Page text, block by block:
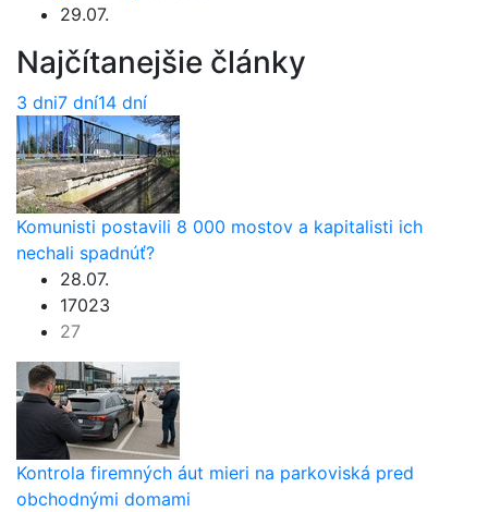
29.07.
Najčítanejšie články
3 dni7 dní14 dní
Komunisti postavili 8 000 mostov a kapitalisti ich
nechali spadnúť?
28.07.
17023
27
Kontrola firemných áut mieri na parkoviská pred
obchodnými domami